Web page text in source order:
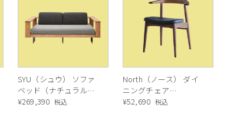
SYU（シュウ） ソファ
ベッド（ナチュラル）
190cm
¥269,390 税込
North（ノース） ダイ
ニングチェア
AC02（ウォールナッ
¥52,690 税込